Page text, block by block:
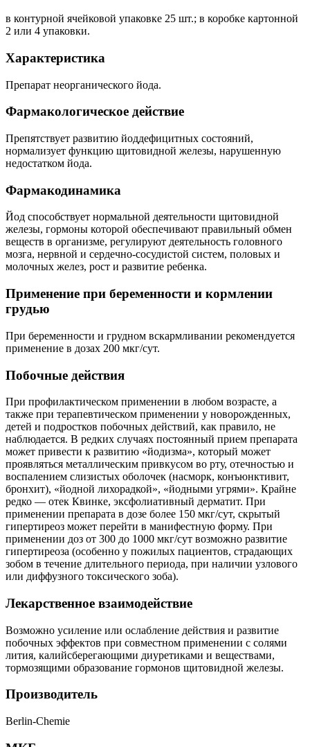
в контурной ячейковой упаковке 25 шт.; в коробке картонной
2 или 4 упаковки.
Характеристика
Препарат неорганического йода.
Фармакологическое действие
Препятствует развитию йоддефицитных состояний,
нормализует функцию щитовидной железы, нарушенную
недостатком йода.
Фармакодинамика
Йод способствует нормальной деятельности щитовидной
железы, гормоны которой обеспечивают правильный обмен
веществ в организме, регулируют деятельность головного
мозга, нервной и сердечно-сосудистой систем, половых и
молочных желез, рост и развитие ребенка.
Применение при беременности и кормлении
грудью
При беременности и грудном вскармливании рекомендуется
применение в дозах 200 мкг/сут.
Побочные действия
При профилактическом применении в любом возрасте, а
также при терапевтическом применении у новорожденных,
детей и подростков побочных действий, как правило, не
наблюдается. В редких случаях постоянный прием препарата
может привести к развитию «йодизма», который может
проявляться металлическим привкусом во рту, отечностью и
воспалением слизистых оболочек (насморк, конъюнктивит,
бронхит), «йодной лихорадкой», «йодными угрями». Крайне
редко — отек Квинке, эксфолиативный дерматит. При
применении препарата в дозе более 150 мкг/сут, скрытый
гипертиреоз может перейти в манифестную форму. При
применении доз от 300 до 1000 мкг/сут возможно развитие
гипертиреоза (особенно у пожилых пациентов, страдающих
зобом в течение длительного периода, при наличии узлового
или диффузного токсического зоба).
Лекарственное взаимодействие
Возможно усиление или ослабление действия и развитие
побочных эффектов при совместном применении с солями
лития, калийсберегающими диуретиками и веществами,
тормозящими образование гормонов щитовидной железы.
Производитель
Berlin-Chemie